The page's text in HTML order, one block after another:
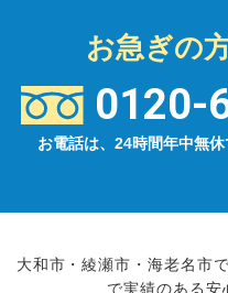
お急ぎの
0120-
お電話は、24時間年中無
大和市・綾瀬市・海老名市
で実績のある安